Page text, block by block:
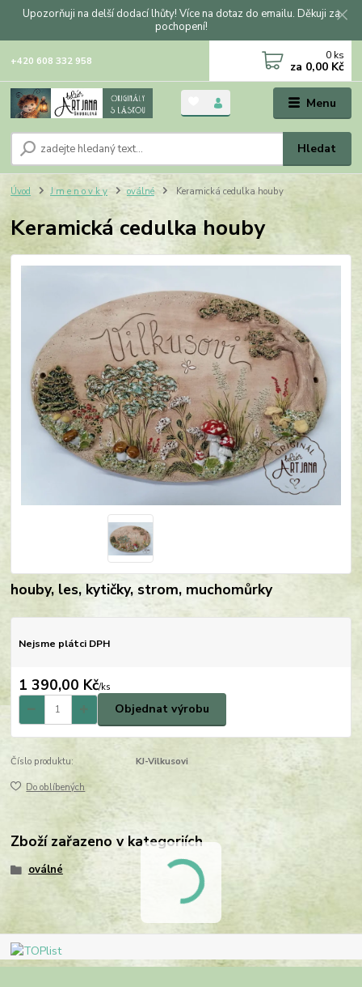
Upozorňuji na delší dodací lhůty! Více na dotaz do emailu. Děkuji za
pochopení!
Menu
Hledat
+420 608 332 958 0 ks
za 0,00 Kč
Úvod J m e n o v k y oválné Keramická cedulka houby
Keramická cedulka houby
houby, les, kytičky, strom, muchomůrky
Nejsme plátci DPH
1 390,00 Kč/ks
Objednat výrobu
Číslo produktu: KJ-Vilkusovi
Do oblíbených
Zboží zařazeno v kategoriích
oválné